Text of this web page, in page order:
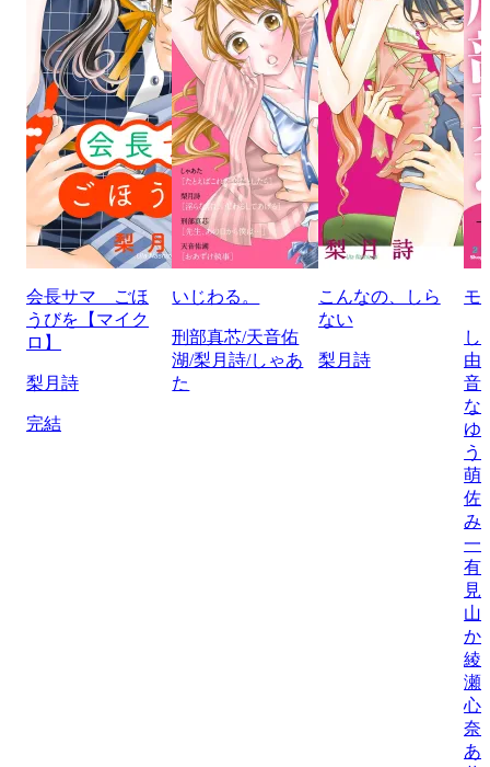
会長サマ ごほ
うびを【マイク
ロ】
梨月詩
完結
いじわる。
刑部真芯/天音佑
湖/梨月詩/しゃあ
た
こんなの、しら
ない
梨月詩
モ
し
由
音
な
ゆ
う
萌
佐
み
一
有
見
山
か/
綾
瀬
心
奈/
あ